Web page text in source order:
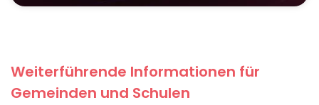
Weiterführende Informationen für
Gemeinden und Schulen